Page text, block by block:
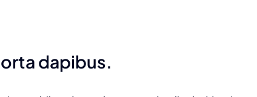
dapibus.